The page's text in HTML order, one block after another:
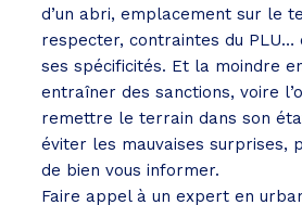
d’un abri, emplacement sur le
respecter, contraintes du PLU…
ses spécificités. Et la moindre
entraîner des sanctions, voire
remettre le terrain dans son
éviter les mauvaises surprises,
de bien vous informer.
Faire appel à un expert en